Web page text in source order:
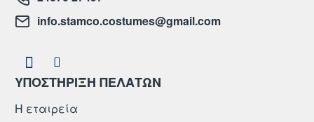
info.stamco.costumes@gmail.com
ΥΠΟΣΤΗΡΙΞΗ ΠΕΛΑΤΩΝ
Η εταιρεία